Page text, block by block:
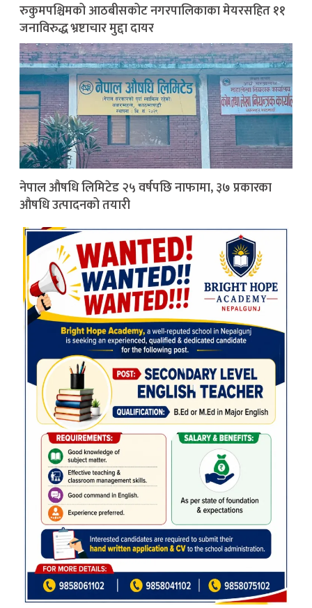
रुकुमपश्चिमको आठबीसकोट नगरपालिकाका मेयरसहित ११
जनाविरुद्ध भ्रष्टाचार मुद्दा दायर
नेपाल औषधि लिमिटेड २५ वर्षपछि नाफामा, ३७ प्रकारका
औषधि उत्पादनको तयारी